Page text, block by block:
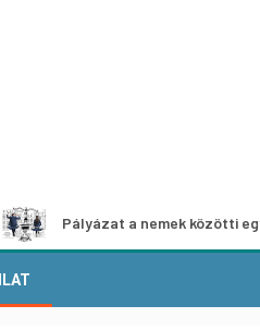
Pályázat a nemek közötti